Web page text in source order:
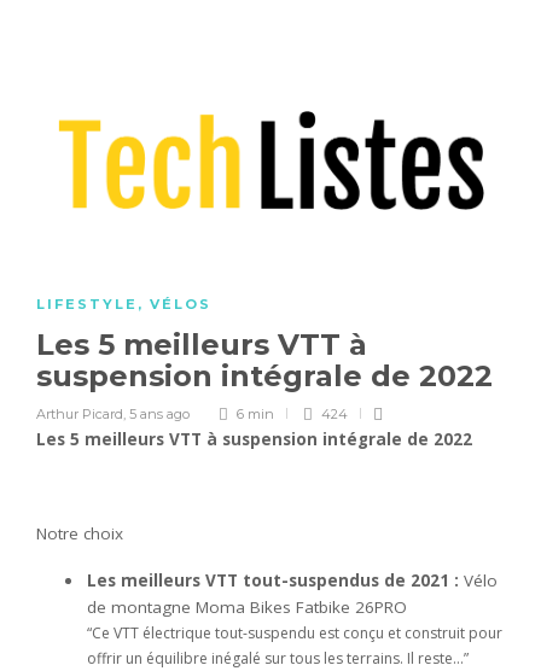
LIFESTYLE , VÉLOS
Les 5 meilleurs VTT à
suspension intégrale de 2022
Arthur Picard, 5 ans ago 6 min 424
Les 5 meilleurs VTT à suspension intégrale de 2022
Notre choix
Les meilleurs VTT tout-suspendus de 2021 : Vélo
de montagne Moma Bikes Fatbike 26PRO
“Ce VTT électrique tout-suspendu est conçu et construit pour
offrir un équilibre inégalé sur tous les terrains. Il reste…”